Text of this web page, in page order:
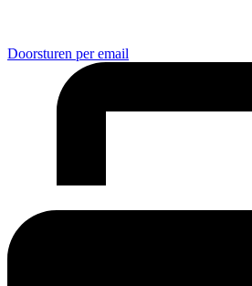
Doorsturen per email